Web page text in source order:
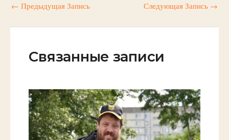
← Предыдущая Запись Следующая Запись →
Связанные записи